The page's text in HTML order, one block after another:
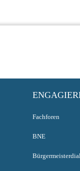
Fachforen
BNE